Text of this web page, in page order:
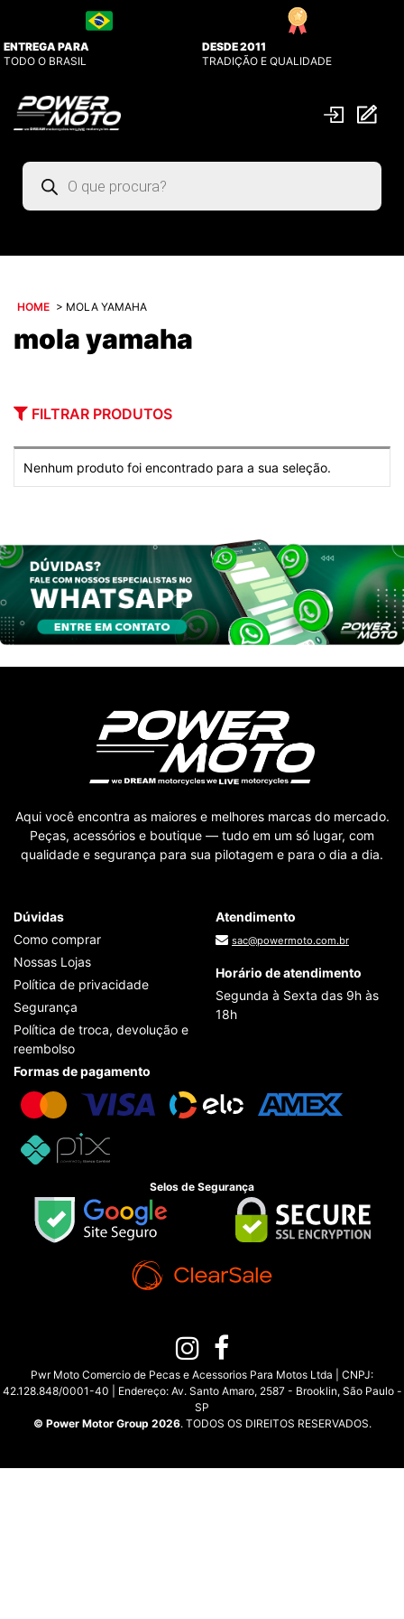
ENTREGA PARA
TODO O BRASIL
DESDE 2011
TRADIÇÃO E QUALIDADE
Pesquisar
produtos
HOME > MOLA YAMAHA
mola yamaha
FILTRAR PRODUTOS
Nenhum produto foi encontrado para a sua seleção.
Aqui você encontra as maiores e melhores marcas do mercado.
Peças, acessórios e boutique — tudo em um só lugar, com
qualidade e segurança para sua pilotagem e para o dia a dia.
Dúvidas
Como comprar
Nossas Lojas
Política de privacidade
Segurança
Política de troca, devolução e
reembolso
Atendimento
sac@powermoto.com.br
Horário de atendimento
Segunda à Sexta das 9h às
18h
Formas de pagamento
Selos de Segurança
Pwr Moto Comercio de Pecas e Acessorios Para Motos Ltda | CNPJ:
42.128.848/0001-40 | Endereço: Av. Santo Amaro, 2587 - Brooklin, São Paulo -
SP
© Power Motor Group 2026. TODOS OS DIREITOS RESERVADOS.